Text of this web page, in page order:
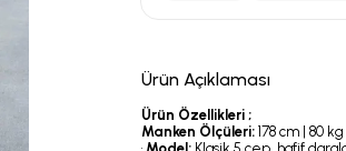
Ürün Açıklaması
Ürün Özellikleri ;
Manken Ölçüleri: 178 cm | 80